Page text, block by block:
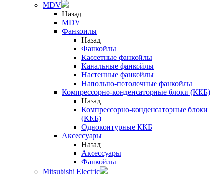
MDV
Назад
MDV
Фанкойлы
Назад
Фанкойлы
Кассетные фанкойлы
Канальные фанкойлы
Настенные фанкойлы
Напольно-потолочные фанкойлы
Компрессорно-конденсаторные блоки (ККБ)
Назад
Компрессорно-конденсаторные блоки
(ККБ)
Одноконтурные ККБ
Аксессуары
Назад
Аксессуары
Фанкойлы
Mitsubishi Electric